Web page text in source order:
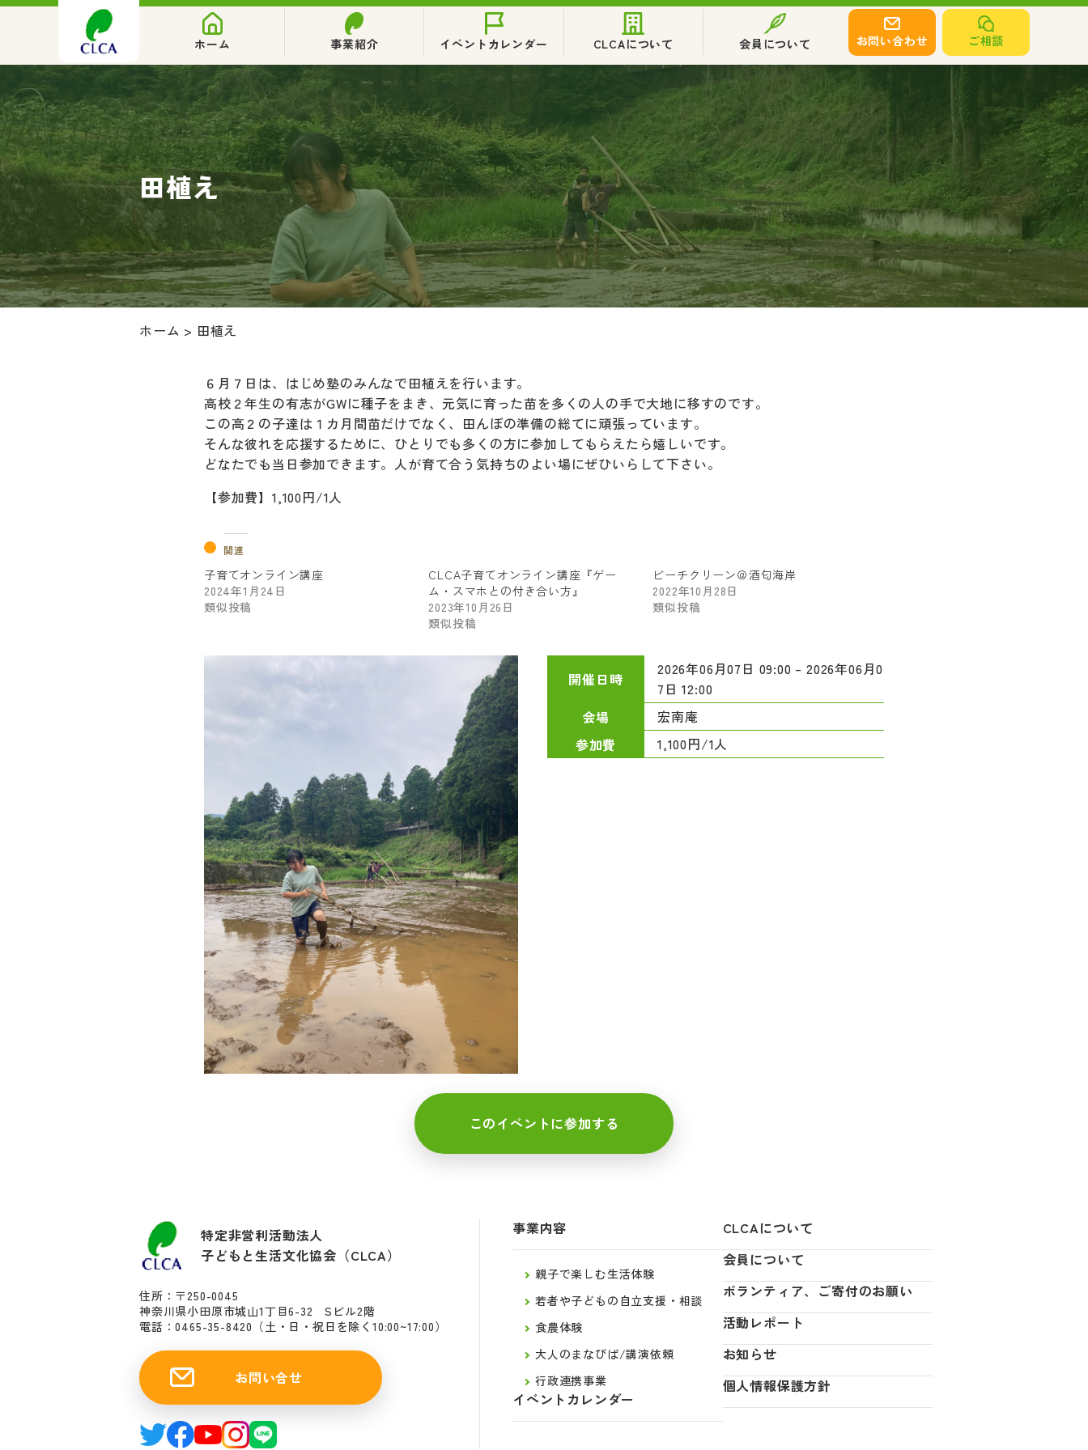
ホーム 事業紹介 イベントカレンダー CLCAについて 会員について お問い合わせ ご相談
田植え
ホーム > 田植え
６月７日は、はじめ塾のみんなで田植えを行います。
高校２年生の有志がGWに種子をまき、元気に育った苗を多くの人の手で大地に移すのです。
この高２の子達は１カ月間苗だけでなく、田んぼの準備の総てに頑張っています。
そんな彼れを応援するために、ひとりでも多くの方に参加してもらえたら嬉しいです。
どなたでも当日参加できます。人が育て合う気持ちのよい場にぜひいらして下さい。
【参加費】1,100円/1人
関連
子育てオンライン講座
2024年1月24日
類似投稿
CLCA子育てオンライン講座『ゲー
ム・スマホとの付き合い方』
2023年10月26日
類似投稿
ビーチクリーン＠酒匂海岸
2022年10月28日
類似投稿
開催日時
2026年06月07日 09:00 – 2026年06月0
7日 12:00
会場
宏南庵
参加費
1,100円/1人
このイベントに参加する
特定非営利活動法人
子どもと生活文化協会（CLCA）
住所：〒250-0045
神奈川県小田原市城山1丁目6-32 Sビル2階
電話：0465-35-8420 （土・日・祝日を除く10:00~17:00）
お問い合せ
事業内容
親子で楽しむ生活体験
若者や子どもの自立支援・相談
食農体験
大人のまなびば/講演依頼
行政連携事業
イベントカレンダー
CLCAについて
会員について
ボランティア、ご寄付のお願い
活動レポート
お知らせ
個人情報保護方針